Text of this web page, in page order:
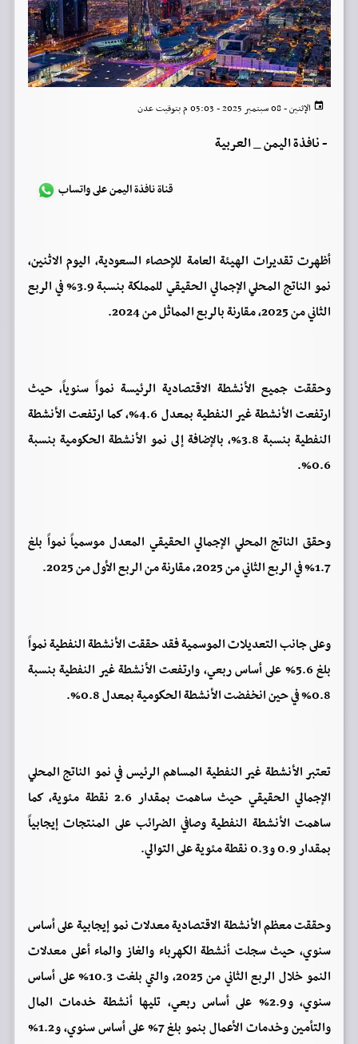
الإثنين - 08 سبتمبر 2025 - 05:03 م بتوقيت عدن
-نافذة اليمن _ العربية
قناة نافذة اليمن على واتساب
أظهرت تقديرات الهيئة العامة للإحصاء السعودية، اليوم الاثنين،
نمو الناتج المحلي الإجمالي الحقيقي للمملكة بنسبة 3.9% في الربع
الثاني من 2025، مقارنة بالربع المماثل من 2024.
وحققت جميع الأنشطة الاقتصادية الرئيسة نمواً سنوياً، حيث
ارتفعت الأنشطة غير النفطية بمعدل 4.6%، كما ارتفعت الأنشطة
النفطية بنسبة 3.8%، بالإضافة إلى نمو الأنشطة الحكومية بنسبة
0.6%.
وحقق الناتج المحلي الإجمالي الحقيقي المعدل موسمياً نمواً بلغ
1.7% في الربع الثاني من 2025، مقارنة من الربع الأول من 2025.
وعلى جانب التعديلات الموسمية فقد حققت الأنشطة النفطية نمواً
بلغ 5.6% على أساس ربعي، وارتفعت الأنشطة غير النفطية بنسبة
0.8% في حين انخفضت الأنشطة الحكومية بمعدل 0.8%.
تعتبر الأنشطة غير النفطية المساهم الرئيس في نمو الناتج المحلي
الإجمالي الحقيقي حيث ساهمت بمقدار 2.6 نقطة مئوية، كما
ساهمت الأنشطة النفطية وصافي الضرائب على المنتجات إيجابياً
بمقدار 0.9 و0.3 نقطة مئوية على التوالي.
وحققت معظم الأنشطة الاقتصادية معدلات نمو إيجابية على أساس
سنوي، حيث سجلت أنشطة الكهرباء والغاز والماء أعلى معدلات
النمو خلال الربع الثاني من 2025، والتي بلغت 10.3% على أساس
سنوي، و2.9% على أساس ربعي، تليها أنشطة خدمات المال
والتأمين وخدمات الأعمال بنمو بلغ 7% على أساس سنوي، و1.2%